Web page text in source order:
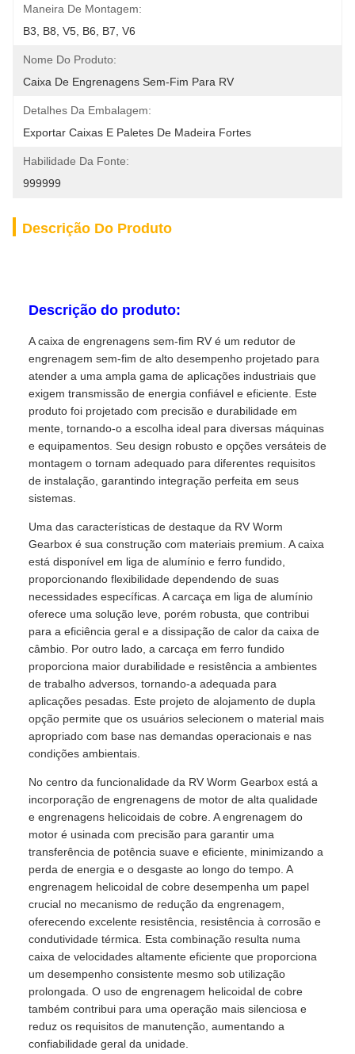
Maneira De Montagem:
B3, B8, V5, B6, B7, V6
Nome Do Produto:
Caixa De Engrenagens Sem-Fim Para RV
Detalhes Da Embalagem:
Exportar Caixas E Paletes De Madeira Fortes
Habilidade Da Fonte:
999999
Descrição Do Produto
Descrição do produto:
A caixa de engrenagens sem-fim RV é um redutor de
engrenagem sem-fim de alto desempenho projetado para
atender a uma ampla gama de aplicações industriais que
exigem transmissão de energia confiável e eficiente. Este
produto foi projetado com precisão e durabilidade em
mente, tornando-o a escolha ideal para diversas máquinas
e equipamentos. Seu design robusto e opções versáteis de
montagem o tornam adequado para diferentes requisitos
de instalação, garantindo integração perfeita em seus
sistemas.
Uma das características de destaque da RV Worm
Gearbox é sua construção com materiais premium. A caixa
está disponível em liga de alumínio e ferro fundido,
proporcionando flexibilidade dependendo de suas
necessidades específicas. A carcaça em liga de alumínio
oferece uma solução leve, porém robusta, que contribui
para a eficiência geral e a dissipação de calor da caixa de
câmbio. Por outro lado, a carcaça em ferro fundido
proporciona maior durabilidade e resistência a ambientes
de trabalho adversos, tornando-a adequada para
aplicações pesadas. Este projeto de alojamento de dupla
opção permite que os usuários selecionem o material mais
apropriado com base nas demandas operacionais e nas
condições ambientais.
No centro da funcionalidade da RV Worm Gearbox está a
incorporação de engrenagens de motor de alta qualidade
e engrenagens helicoidais de cobre. A engrenagem do
motor é usinada com precisão para garantir uma
transferência de potência suave e eficiente, minimizando a
perda de energia e o desgaste ao longo do tempo. A
engrenagem helicoidal de cobre desempenha um papel
crucial no mecanismo de redução da engrenagem,
oferecendo excelente resistência, resistência à corrosão e
condutividade térmica. Esta combinação resulta numa
caixa de velocidades altamente eficiente que proporciona
um desempenho consistente mesmo sob utilização
prolongada. O uso de engrenagem helicoidal de cobre
também contribui para uma operação mais silenciosa e
reduz os requisitos de manutenção, aumentando a
confiabilidade geral da unidade.